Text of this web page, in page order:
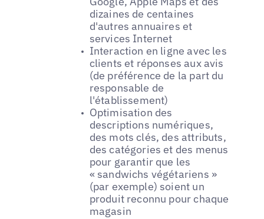
dizaines de centaines
d'autres annuaires et
services Internet
Interaction en ligne avec les
clients et réponses aux avis
(de préférence de la part du
responsable de
l'établissement)
Optimisation des
descriptions numériques,
des mots clés, des attributs,
des catégories et des menus
pour garantir que les
« sandwichs végétariens »
(par exemple) soient un
produit reconnu pour chaque
magasin